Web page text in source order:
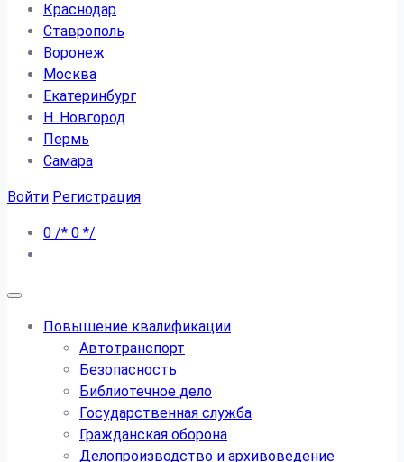
Краснодар
Ставрополь
Воронеж
Москва
Екатеринбург
Н. Новгород
Пермь
Самара
Войти Регистрация
0 /* 0 */
Повышение квалификации
Автотранспорт
Безопасность
Библиотечное дело
Государственная служба
Гражданская оборона
Делопроизводство и архивоведение